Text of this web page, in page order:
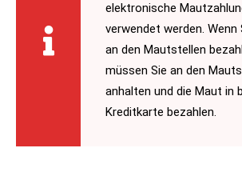
elektronische
verwendet werden. Wenn
an den Mautstellen
müssen Sie an den
anhalten und die Maut in
Kreditkarte bezahlen.